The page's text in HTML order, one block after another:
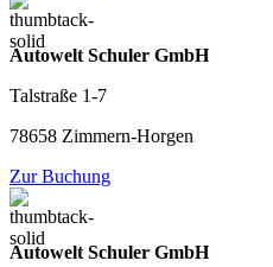
Autowelt Schuler GmbH
Talstraße 1-7
78658 Zimmern-Horgen
Zur Buchung
Autowelt Schuler GmbH